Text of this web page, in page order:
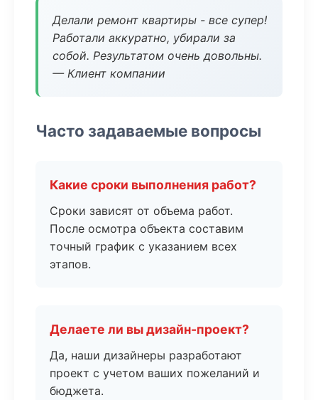
Делали ремонт квартиры - все супер!
Работали аккуратно, убирали за
собой. Результатом очень довольны.
— Клиент компании
Часто задаваемые вопросы
Какие сроки выполнения работ?
Сроки зависят от объема работ.
После осмотра объекта составим
точный график с указанием всех
этапов.
Делаете ли вы дизайн-проект?
Да, наши дизайнеры разработают
проект с учетом ваших пожеланий и
бюджета.